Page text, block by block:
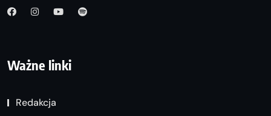
Ważne linki
Redakcja